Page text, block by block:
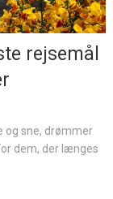
rejsemål
og sne, drømmer
dem, der længes